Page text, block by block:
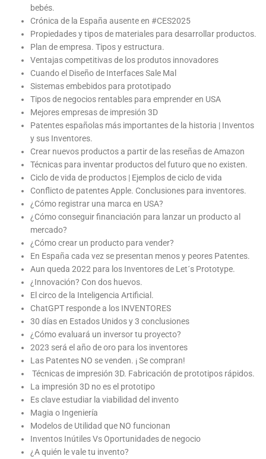
bebés.
Crónica de la España ausente en #CES2025
Propiedades y tipos de materiales para desarrollar productos.
Plan de empresa. Tipos y estructura.
Ventajas competitivas de los produtos innovadores
Cuando el Diseño de Interfaces Sale Mal
Sistemas embebidos para prototipado
Tipos de negocios rentables para emprender en USA
Mejores empresas de impresión 3D
Patentes españolas más importantes de la historia | Inventos
y sus Inventores.
Crear nuevos productos a partir de las reseñas de Amazon
Técnicas para inventar productos del futuro que no existen.
Ciclo de vida de productos | Ejemplos de ciclo de vida
Conflicto de patentes Apple. Conclusiones para inventores.
¿Cómo registrar una marca en USA?
¿Cómo conseguir financiación para lanzar un producto al
mercado?
¿Cómo crear un producto para vender?
En España cada vez se presentan menos y peores Patentes.
Aun queda 2022 para los Inventores de Let´s Prototype.
¿Innovación? Con dos huevos.
El circo de la Inteligencia Artificial.
ChatGPT responde a los INVENTORES
30 días en Estados Unidos y 3 conclusiones
¿Cómo evaluará un inversor tu proyecto?
2023 será el año de oro para los inventores
Las Patentes NO se venden. ¡ Se compran!
Técnicas de impresión 3D. Fabricación de prototipos rápidos.
La impresión 3D no es el prototipo
Es clave estudiar la viabilidad del invento
Magia o Ingeniería
Modelos de Utilidad que NO funcionan
Inventos Inútiles Vs Oportunidades de negocio
¿A quién le vale tu invento?